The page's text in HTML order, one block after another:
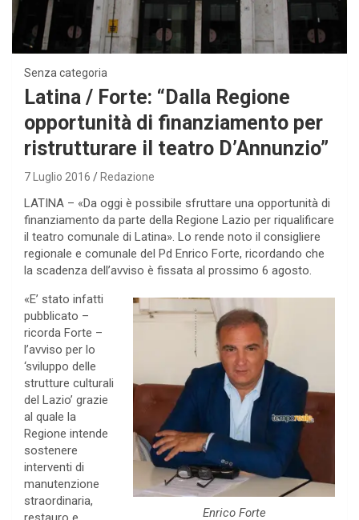
Senza categoria
Latina / Forte: “Dalla Regione
opportunità di finanziamento per
ristrutturare il teatro D’Annunzio”
7 Luglio 2016 Redazione
LATINA – «Da oggi è possibile sfruttare una opportunità di
finanziamento da parte della Regione Lazio per riqualificare
il teatro comunale di Latina». Lo rende noto il consigliere
regionale e comunale del Pd Enrico Forte, ricordando che
la scadenza dell’avviso è fissata al prossimo 6 agosto.
Enrico Forte
«E’ stato infatti
pubblicato –
ricorda Forte –
l’avviso per lo
‘sviluppo delle
strutture culturali
del Lazio’ grazie
al quale la
Regione intende
sostenere
interventi di
manutenzione
straordinaria,